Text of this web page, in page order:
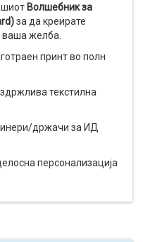
Волшебник за
за да креирате
ваша желба.
принт во полн
текстилна
држачи за ИД
персонализација